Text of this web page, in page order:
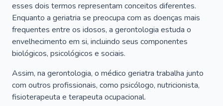
esses dois termos representam conceitos diferentes.
Enquanto a geriatria se preocupa com as doenças mais
frequentes entre os idosos, a gerontologia estuda o
envelhecimento em si, incluindo seus componentes
biológicos, psicológicos e sociais.
Assim, na gerontologia, o médico geriatra trabalha junto
com outros profissionais, como psicólogo, nutricionista,
fisioterapeuta e terapeuta ocupacional.